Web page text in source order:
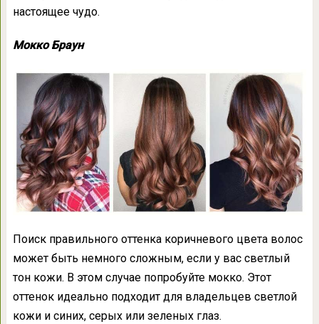
настоящее чудо.
Мокко Браун
Поиск правильного оттенка коричневого цвета волос
может быть немного сложным, если у вас светлый
тон кожи. В этом случае попробуйте мокко. Этот
оттенок идеально подходит для владельцев светлой
кожи и синих, серых или зеленых глаз.